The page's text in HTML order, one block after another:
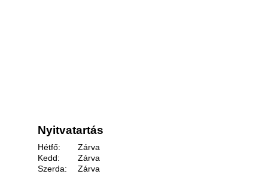
Nyitvatartás
Hétfő:
Zárva
Kedd:
Zárva
Szerda:
Zárva